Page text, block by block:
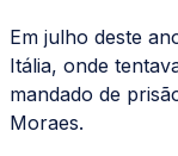
Em julho deste
Itália, onde
mandado de
Moraes.